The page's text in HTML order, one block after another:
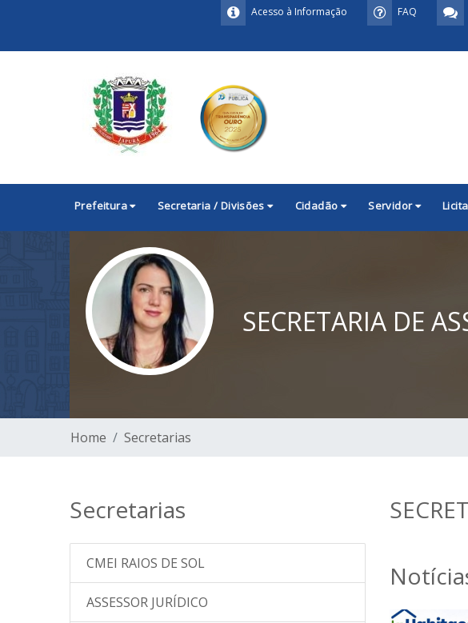
FAQ
Acesso à Informação
Prefeitura Secretaria / Divisões Cidadão Servidor
SECRETARIA DE
Home Secretarias
Secretarias
CMEI RAIOS DE SOL
ASSESSOR JURÍDICO